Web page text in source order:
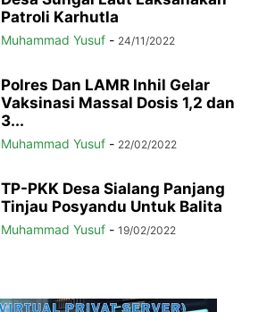
Patroli Karhutla
Muhammad Yusuf - 24/11/2022
Polres Dan LAMR Inhil Gelar
Vaksinasi Massal Dosis 1,2 dan
3...
Muhammad Yusuf - 22/02/2022
TP-PKK Desa Sialang Panjang
Tinjau Posyandu Untuk Balita
Muhammad Yusuf - 19/02/2022